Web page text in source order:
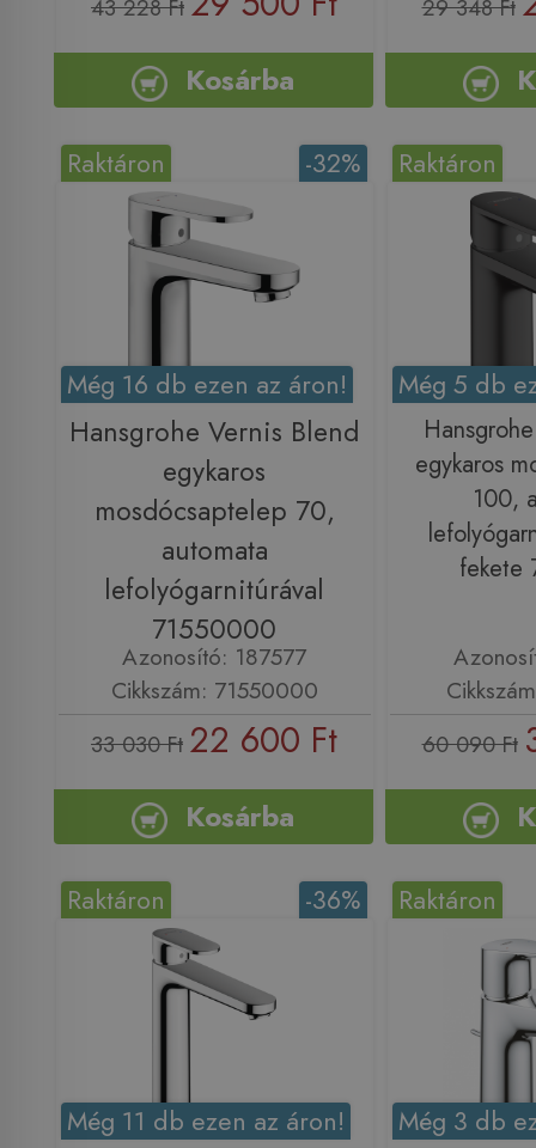
43 228 Ft
Kosárba
29 348 Ft
-32%
Raktáron
Még 16 db ezen az áron!
Hansgrohe Vernis Blend
egykaros
mosdócsaptelep 70,
automata
lefolyógarnitúrával
71550000
Azonosító: 187577
Cikkszám: 71550000
33 030 Ft 22 600 Ft
Kosárba
Raktáron
Még 5 db
egykaros
100,
fekete
60 090 Ft
-36%
Raktáron
Még 11 db ezen az áron!
Raktáron
Még 3 db